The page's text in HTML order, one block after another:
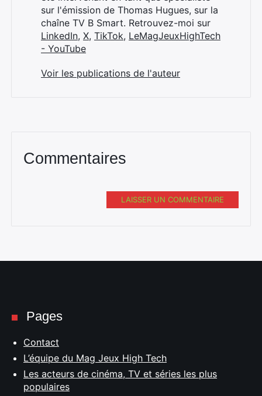
sur l'émission de Thomas Hugues, sur la
chaîne TV B Smart. Retrouvez-moi sur
LinkedIn, X, TikTok, LeMagJeuxHighTech
- YouTube
Voir les publications de l'auteur
Commentaires
LAISSER UN COMMENTAIRE
Pages
Contact
L’équipe du Mag Jeux High Tech
Les acteurs de cinéma, TV et séries les plus
populaires